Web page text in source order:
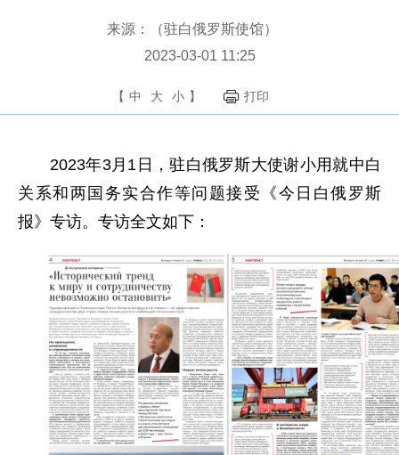
来源：（驻白俄罗斯使馆）
2023-03-01 11:25
【 中 大 小 】 打印
2023年3月1日，驻白俄罗斯大使谢小用就中白
关系和两国务实合作等问题接受《今日白俄罗斯
报》专访。专访全文如下：